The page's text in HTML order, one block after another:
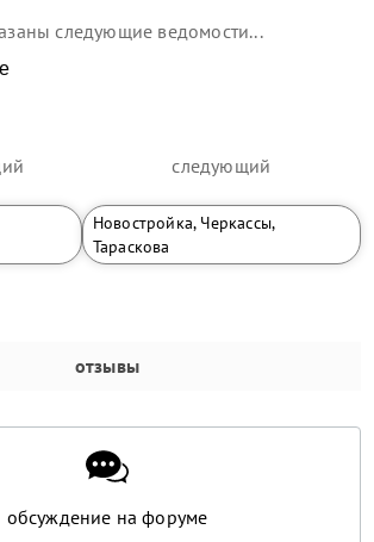
следующие ведомости...
следующий
Новостройка, Черкассы,
Тараскова
отзывы
обсуждение на форуме